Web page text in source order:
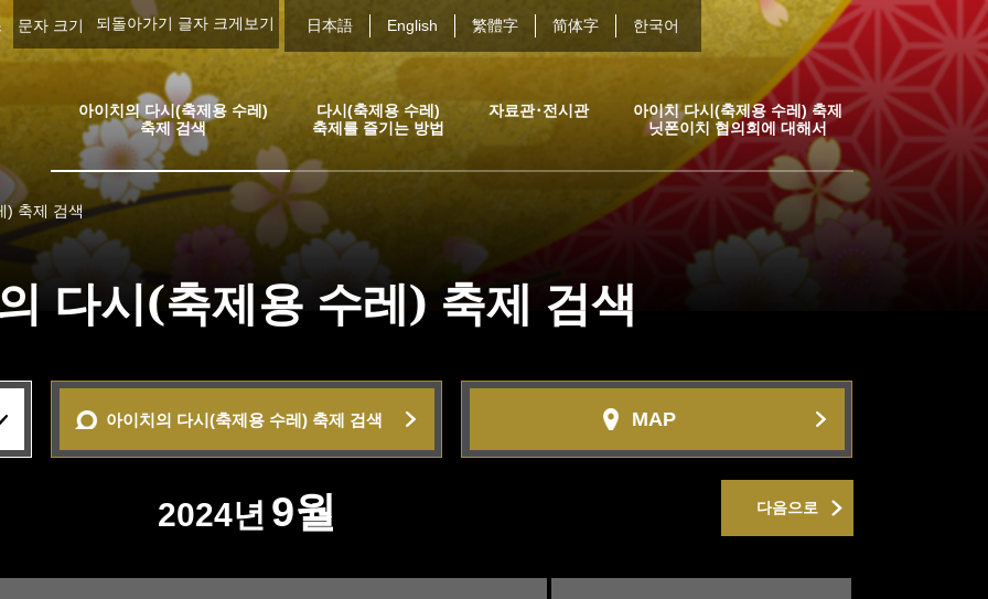
문자 크기 되돌아가기 글자 크게보기 日本語 English 繁體字 简体字 한국어
아이치의 다시(축제용 수레)
축제 검색
다시(축제용 수레)
축제를 즐기는 방법
자료관･전시관
아이치 다시(축제용 수레) 축제
닛폰이치 협의회에 대해서
) 축제 검색
다시(축제용 수레) 축제 검색
아이치의 다시(축제용 수레) 축제 검색 MAP
다음으로
2024년 9월